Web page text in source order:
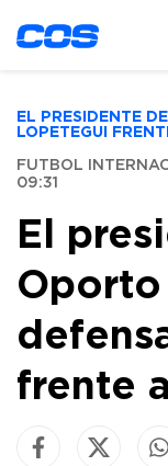
EL PRESIDENTE
LOPETEGUI
FUTBOL
09:31
El
Oporto
frente